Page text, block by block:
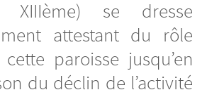
se dresse
attestant du rôle
paroisse jusqu’en
du déclin de l’activité